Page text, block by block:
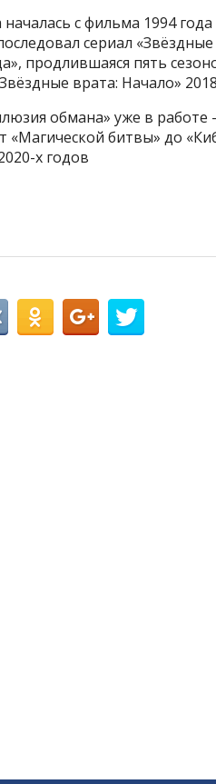
с фильма 1994
сериал
продлившаяся пять
врата: Начало»
обмана» уже в
«Магической битвы» до
х годов